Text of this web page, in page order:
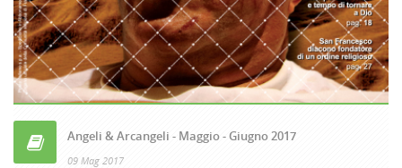
Angeli & Arcangeli - Maggio - Giugno 2017
09 Mag 2017